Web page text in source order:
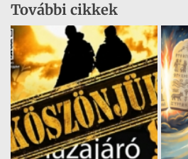
További cikkek